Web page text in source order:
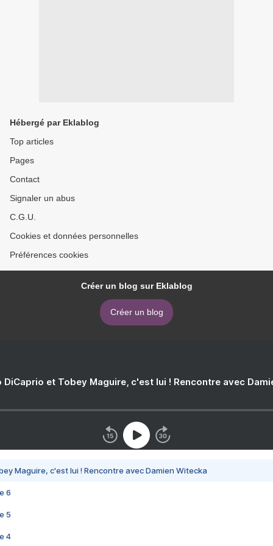
Hébergé par Eklablog
Top articles
Pages
Contact
Signaler un abus
C.G.U.
Cookies et données personnelles
Préférences cookies
Créer un blog sur Eklablog
Créer un blog
DiCaprio et Tobey Maguire, c'est lui ! Rencontre avec
Maguire, c'est lui ! Rencontre avec Damien Witecka
6
5
4